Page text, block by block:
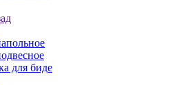
для биде